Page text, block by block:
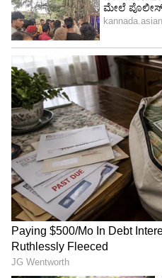
ಸಿದ್ದರಾಮಯ್ಯ: ಬೇರೆಯವರು
ನೀವು ಏನು
ಮಾತನಾಡುತ್ತಿದ್ದೀರಿ.
ಎಚ್‌ಡಿಕೆ : ಮಾನವೀಯತೆಯ
ಹೃದಯದ ಪರ್ಸೆಂಟೇಜ್‌.. (ಎದೆ
ಸಿದ್ದರಾಮಯ್ಯ: ನಾವು
ಪ್ರಾಮಾಣಿಕವಾಗಿದ್ದೇವೆ.
ಎಚ್‌ಡಿಕೆ : ನಾನು ನನ್ನ ಸಹಿ
ಸಿದ್ದರಾಮಯ್ಯ : ತನಿಖೆ
ತೆಗೆದುಕೊಂಡಿದ್ದಾರೆ
ಎಚ್‌ಡಿಕೆ : ಮಾಡಲಿ.. ಇದು
ರು.ಗೆ ಚಿತ್ರಹಿಂಸೆ ಕೊಟ್ಟಿದ್ದು.
ಸಿದ್ದರಾಮಯ್ಯ : ಪ್ರತಿ
ನೀಡಲಾಗುತ್ತದೆ. ಈಗಲ್‌ಟನ್‌ ಪರ